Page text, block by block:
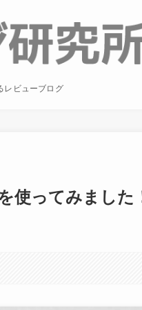
レビューブログ
使ってみました